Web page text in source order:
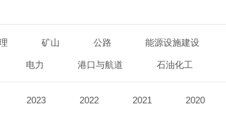
矿山 公路 能源设施建设
电力 港口与航道 石油化工
2023 2022 2021 2020